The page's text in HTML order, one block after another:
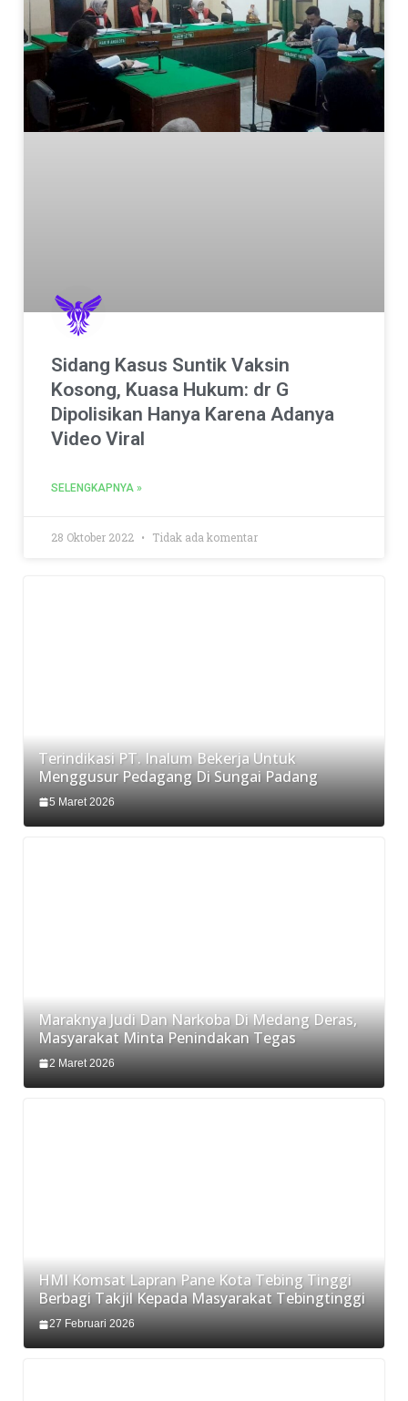
Sidang Kasus Suntik Vaksin
Kosong, Kuasa Hukum: dr G
Dipolisikan Hanya Karena Adanya
Video Viral
SELENGKAPNYA »
28 Oktober 2022 Tidak ada komentar
Terindikasi PT. Inalum Bekerja Untuk
Menggusur Pedagang Di Sungai Padang
5 Maret 2026
Maraknya Judi Dan Narkoba Di Medang Deras,
Masyarakat Minta Penindakan Tegas
2 Maret 2026
HMI Komsat Lapran Pane Kota Tebing Tinggi
Berbagi Takjil Kepada Masyarakat Tebingtinggi
27 Februari 2026